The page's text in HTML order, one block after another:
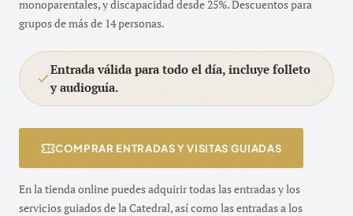
monoparentales, y discapacidad desde 25%. Descuentos para
grupos de más de 14 personas.
Entrada válida para todo el día, incluye folleto
y audioguía.
COMPRAR ENTRADAS Y VISITAS GUIADAS
En la tienda online puedes adquirir todas las entradas y los
servicios guiados de la Catedral, así como las entradas a los